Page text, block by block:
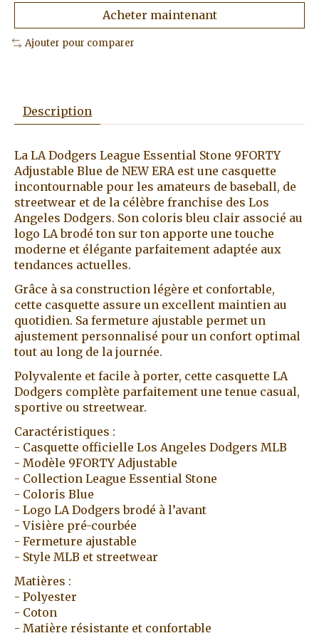
Acheter maintenant
Ajouter pour comparer
Description
La LA Dodgers League Essential Stone 9FORTY
Adjustable Blue de NEW ERA est une casquette
incontournable pour les amateurs de baseball, de
streetwear et de la célèbre franchise des Los
Angeles Dodgers. Son coloris bleu clair associé au
logo LA brodé ton sur ton apporte une touche
moderne et élégante parfaitement adaptée aux
tendances actuelles.
Grâce à sa construction légère et confortable,
cette casquette assure un excellent maintien au
quotidien. Sa fermeture ajustable permet un
ajustement personnalisé pour un confort optimal
tout au long de la journée.
Polyvalente et facile à porter, cette casquette LA
Dodgers complète parfaitement une tenue casual,
sportive ou streetwear.
Caractéristiques :
- Casquette officielle Los Angeles Dodgers MLB
- Modèle 9FORTY Adjustable
- Collection League Essential Stone
- Coloris Blue
- Logo LA Dodgers brodé à l’avant
- Visière pré-courbée
- Fermeture ajustable
- Style MLB et streetwear
Matières :
- Polyester
- Coton
- Matière résistante et confortable